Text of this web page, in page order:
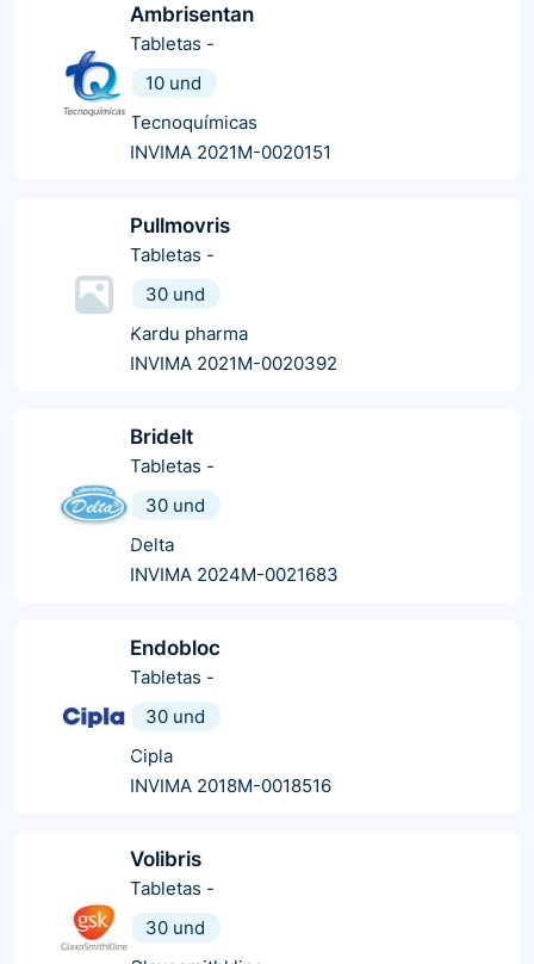
Ambrisentan
Tabletas -
10 und
Tecnoquímicas
INVIMA 2021M-0020151
Pullmovris
Tabletas -
30 und
Kardu pharma
INVIMA 2021M-0020392
Bridelt
Tabletas -
30 und
Delta
INVIMA 2024M-0021683
Endobloc
Tabletas -
30 und
Cipla
INVIMA 2018M-0018516
Volibris
Tabletas -
30 und